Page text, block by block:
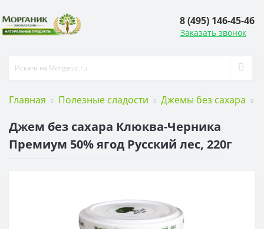
8 (495) 146-45-46
Заказать звонок
Главная Полезные сладости Джемы без сахара
Джем без сахара Клюква-Черника
Премиум 50% ягод Русский лес, 220г